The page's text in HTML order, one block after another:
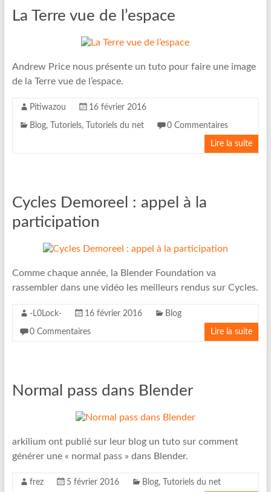
La Terre vue de l’espace
Andrew Price nous présente un tuto pour faire une image
de la Terre vue de l’espace.
Pitiwazou 16 février 2016
Blog, Tutoriels, Tutoriels du net 0 Commentaires
Lire la suite
Cycles Demoreel : appel à la
participation
Comme chaque année, la Blender Foundation va
rassembler dans une vidéo les meilleurs rendus sur Cycles.
-L0Lock- 16 février 2016 Blog
0 Commentaires Lire la suite
Normal pass dans Blender
arkilium ont publié sur leur blog un tuto sur comment
générer une « normal pass » dans Blender.
frez 5 février 2016 Blog, Tutoriels du net